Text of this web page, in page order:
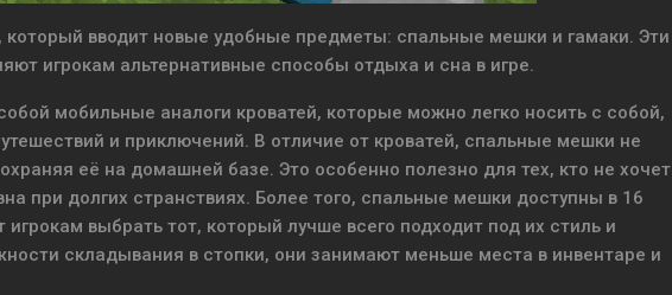
вводит новые удобные предметы: спальные мешки и гамаки. Эти
игрокам альтернативные способы отдыха и сна в игре.
мобильные аналоги кроватей, которые можно легко носить с собой,
и приключений. В отличие от кроватей, спальные мешки не
её на домашней базе. Это особенно полезно для тех, кто не хочет
при долгих странствиях. Более того, спальные мешки доступны в 16
игрокам выбрать тот, который лучше всего подходит под их стиль и
складывания в стопки, они занимают меньше места в инвентаре и